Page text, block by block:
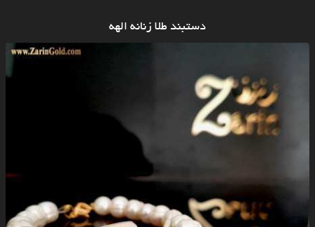
دستبند طلا زنانه الهه